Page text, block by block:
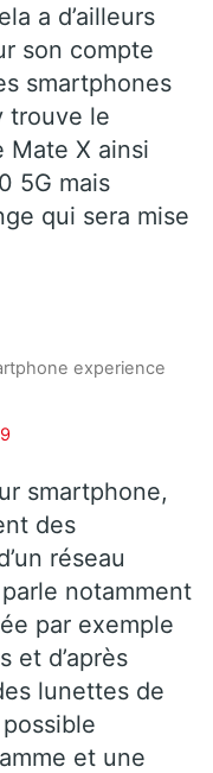
a d’ailleurs
son compte
smartphones
trouve le
Mate X ainsi
5G mais
qui sera mise
experience
smartphone,
des
réseau
notamment
par exemple
et d’après
lunettes de
et une